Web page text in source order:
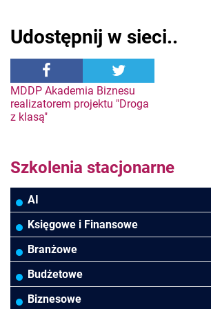
Udostępnij w sieci..
Nawigacja
wpisu
MDDP Akademia Biznesu
realizatorem projektu "Droga
z klasą"
Szkolenia stacjonarne
AI
Księgowe i Finansowe
Podatki VAT/CIT/PIT
Rachunkowość
Finanse
Branżowe
Banki
Budowlana/Deweloperska
Budżetowe
Rachunkowość budżetowa
Biznesowe